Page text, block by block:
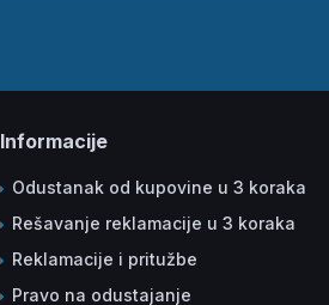
Informacije
Odustanak od kupovine u 3 koraka
Rešavanje reklamacije u 3 koraka
Reklamacije i pritužbe
Pravo na odustajanje